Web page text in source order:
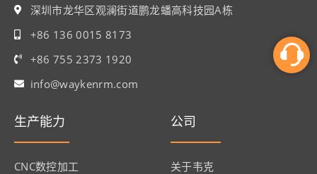
深圳市龙华区观澜街道鹏龙蟠高科技园A栋
+86 136 0015 8173
+86 755 2373 1920
info@waykenrm.com​
生产能力
CNC数控加工
公司
关于韦克